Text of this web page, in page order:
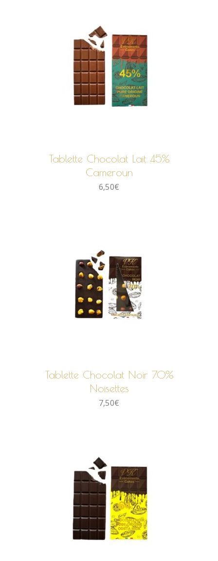
Tablette Chocolat Lait 45%
Cameroun
6,50€
Tablette Chocolat Noir 70%
Noisettes
7,50€